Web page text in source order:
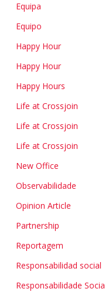
Equipa
Equipo
Happy Hour
Happy Hour
Happy Hours
Life at Crossjoin
Life at Crossjoin
Life at Crossjoin
New Office
Observabilidade
Opinion Article
Partnership
Reportagem
Responsabilidad social
Responsabilidade